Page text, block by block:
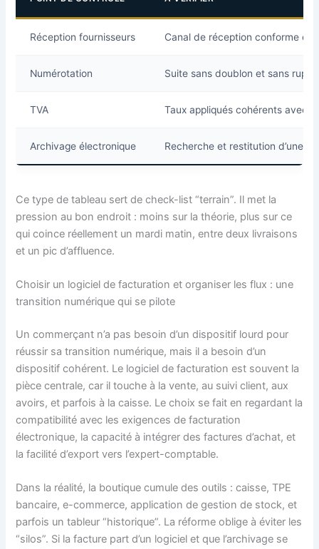
Réception fournisseurs Canal de réception conforme et
Numérotation Suite sans doublon et sans
TVA Taux appliqués cohérents avec
Archivage électronique Recherche et restitution d’une
Ce type de tableau sert de check-list “terrain”. Il met la
pression au bon endroit : moins sur la théorie, plus sur ce
qui coince réellement un mardi matin, entre deux livraisons
et un pic d’affluence.
Choisir un logiciel de facturation et organiser les flux : une
transition numérique qui se pilote
Un commerçant n’a pas besoin d’un dispositif lourd pour
réussir sa transition numérique, mais il a besoin d’un
dispositif cohérent. Le logiciel de facturation est souvent la
pièce centrale, car il touche à la vente, au suivi client, aux
avoirs, et parfois à la caisse. Le choix se fait en regardant la
compatibilité avec les exigences de facturation
électronique, la capacité à intégrer des factures d’achat, et
la facilité d’export vers l’expert-comptable.
Dans la réalité, la boutique cumule des outils : caisse, TPE
bancaire, e-commerce, application de gestion de stock, et
parfois un tableur “historique”. La réforme oblige à éviter les
“silos”. Si la facture part d’un logiciel et que l’archivage se